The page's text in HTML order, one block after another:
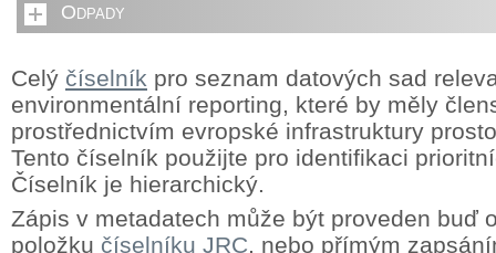
Odpady
Celý číselník pro seznam datových sad
environmentální reporting, které by měly
prostřednictvím evropské infrastruktury
Tento číselník použijte pro identifikaci
Číselník je hierarchický.
Zápis v metadatech může být proveden buď
položku číselníku JRC, nebo přímým